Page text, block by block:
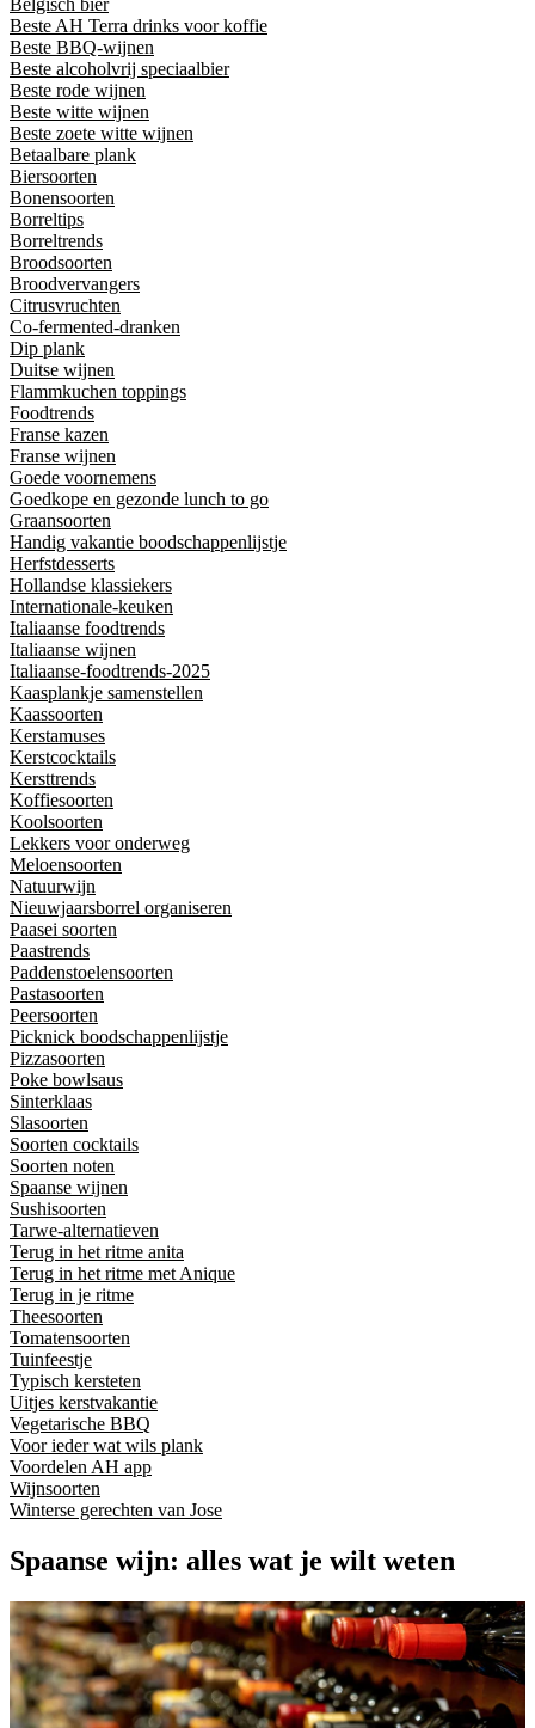
Belgisch bier
Beste AH Terra drinks voor koffie
Beste BBQ-wijnen
Beste alcoholvrij speciaalbier
Beste rode wijnen
Beste witte wijnen
Beste zoete witte wijnen
Betaalbare plank
Biersoorten
Bonensoorten
Borreltips
Borreltrends
Broodsoorten
Broodvervangers
Citrusvruchten
Co-fermented-dranken
Dip plank
Duitse wijnen
Flammkuchen toppings
Foodtrends
Franse kazen
Franse wijnen
Goede voornemens
Goedkope en gezonde lunch to go
Graansoorten
Handig vakantie boodschappenlijstje
Herfstdesserts
Hollandse klassiekers
Internationale-keuken
Italiaanse foodtrends
Italiaanse wijnen
Italiaanse-foodtrends-2025
Kaasplankje samenstellen
Kaassoorten
Kerstamuses
Kerstcocktails
Kersttrends
Koffiesoorten
Koolsoorten
Lekkers voor onderweg
Meloensoorten
Natuurwijn
Nieuwjaarsborrel organiseren
Paasei soorten
Paastrends
Paddenstoelensoorten
Pastasoorten
Peersoorten
Picknick boodschappenlijstje
Pizzasoorten
Poke bowlsaus
Sinterklaas
Slasoorten
Soorten cocktails
Soorten noten
Spaanse wijnen
Sushisoorten
Tarwe-alternatieven
Terug in het ritme anita
Terug in het ritme met Anique
Terug in je ritme
Theesoorten
Tomatensoorten
Tuinfeestje
Typisch kersteten
Uitjes kerstvakantie
Vegetarische BBQ
Voor ieder wat wils plank
Voordelen AH app
Wijnsoorten
Winterse gerechten van Jose
Spaanse wijn: alles wat je wilt weten